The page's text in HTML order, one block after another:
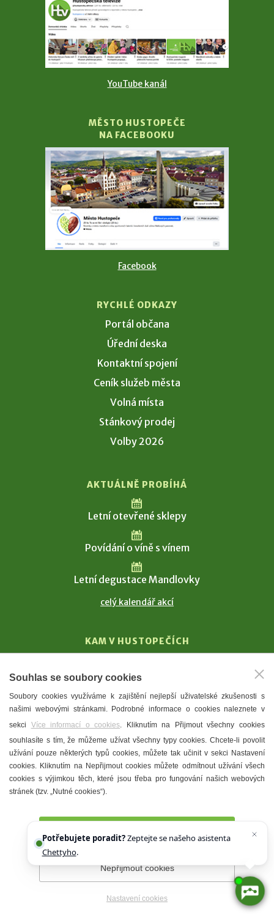
YouTube kanál
MĚSTO HUSTOPEČE
NA FACEBOOKU
Facebook
RYCHLÉ ODKAZY
Portál občana
Úřední deska
Kontaktní spojení
Ceník služeb města
Volná místa
Stánkový prodej
Volby 2026
AKTUÁLNĚ PROBÍHÁ
Letní otevřené sklepy
Povídání o víně s vínem
Letní degustace Mandlovky
celý kalendář akcí
KAM V HUSTOPEČÍCH
T. G. Masaryk
Mandloně
Ubytování
Restaurace
Městské muzeum a galerie
Denní meníčka
Prohlášení o přístupnosti Správce webu
Souhlas se soubory cookies
Soubory cookies využíváme k zajištění nejlepší uživatelské zkušenosti s
našimi webovými stránkami. Podrobné informace o cookies naleznete v
sekci Více informací o cookies. Kliknutím na Přijmout všechny cookies
souhlasíte s tím, že můžeme užívat všechny typy cookies. Chcete-li povolit
užívání pouze některých typů cookies, můžete tak učinit v sekci Nastavení
cookies. Kliknutím na Nepřijmout cookies můžete odmítnout užívání všech
cookies s výjimkou těch, které jsou třeba pro fungování našich webových
stránek (tzv. „Nutné cookies“).
Nepřijmout cookies
Nastavení cookies
Potřebujete poradit?Zeptejte se našeho asistenta
Chettyho.